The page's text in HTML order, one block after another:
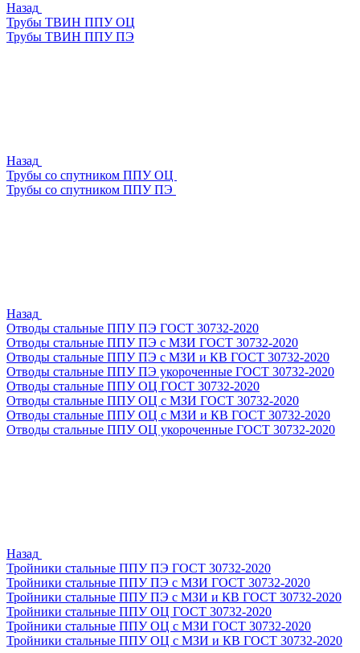
Назад
Трубы ТВИН ППУ ОЦ
Трубы ТВИН ППУ ПЭ
Назад
Трубы со спутником ППУ ОЦ
Трубы со спутником ППУ ПЭ
Назад
Отводы стальные ППУ ПЭ ГОСТ 30732-2020
Отводы стальные ППУ ПЭ с МЗИ ГОСТ 30732-2020
Отводы стальные ППУ ПЭ с МЗИ и КВ ГОСТ 30732-2020
Отводы стальные ППУ ПЭ укороченные ГОСТ 30732-2020
Отводы стальные ППУ ОЦ ГОСТ 30732-2020
Отводы стальные ППУ ОЦ с МЗИ ГОСТ 30732-2020
Отводы стальные ППУ ОЦ с МЗИ и КВ ГОСТ 30732-2020
Отводы стальные ППУ ОЦ укороченные ГОСТ 30732-2020
Назад
Тройники стальные ППУ ПЭ ГОСТ 30732-2020
Тройники стальные ППУ ПЭ с МЗИ ГОСТ 30732-2020
Тройники стальные ППУ ПЭ с МЗИ и КВ ГОСТ 30732-2020
Тройники стальные ППУ ОЦ ГОСТ 30732-2020
Тройники стальные ППУ ОЦ с МЗИ ГОСТ 30732-2020
Тройники стальные ППУ ОЦ с МЗИ и КВ ГОСТ 30732-2020